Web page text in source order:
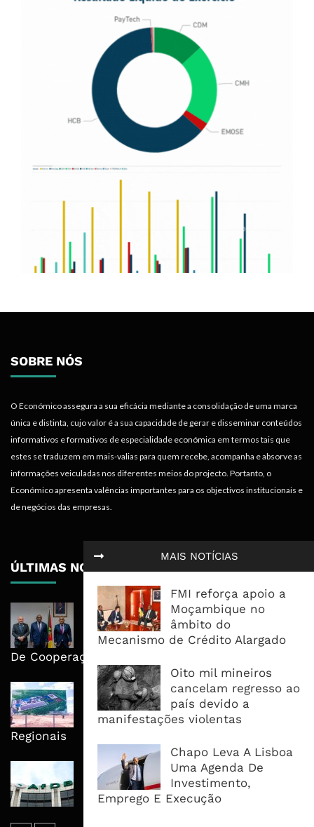
MAIS NOTÍCIAS
FMI reforça apoio a
Moçambique no
âmbito do
Mecanismo de Crédito Alargado
Oito mil mineiros
cancelam regresso ao
país devido a
manifestações violentas
Chapo Leva A Lisboa
Uma Agenda De
Investimento,
Emprego E Execução
SOBRE NÓS
O Económico assegura a sua eficácia mediante a consolidação de uma marca
única e distinta, cujo valor é a sua capacidade de gerar e disseminar conteúdos
informativos e formativos de especialidade económica em termos tais que
estes se traduzem em mais-valias para quem recebe, acompanha e absorve as
informações veiculadas nos diferentes meios do projecto. Portanto, o
Económico apresenta valências importantes para os objectivos institucionais e
de negócios das empresas.
ÚLTIMAS NOTÍCIAS
Moçambique E ECA Colocam
Emprego, Industrialização E
Execução No Centro Da Nova Agenda
De Cooperação
Nova Capacidade Cimenteira Coloca
Moçambique No Caminho Da Auto-
Suficiência E Das Exportações
Regionais
AfDB Aprova US$265 Milhões E
Acelera Ligação Da Zâmbia Ao
Corredor Do Lobito